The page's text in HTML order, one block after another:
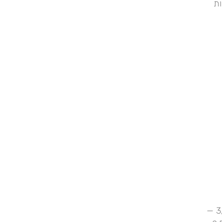
בקצרה — עורך דין הוצאה לפועל מחיר ייצוג חייב בהוצל"פ3,000 —